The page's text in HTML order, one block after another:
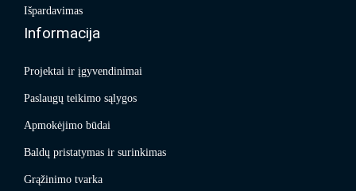
Išpardavimas
Informacija
Projektai ir įgyvendinimai
Paslaugų teikimo sąlygos
Apmokėjimo būdai
Baldų pristatymas ir surinkimas
Grąžinimo tvarka